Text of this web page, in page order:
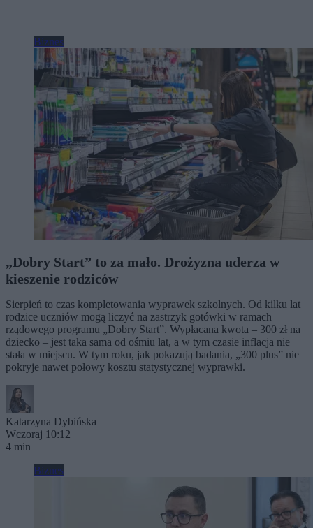
Biznes
„Dobry Start” to za mało. Drożyzna uderza w
kieszenie rodziców
Sierpień to czas kompletowania wyprawek szkolnych. Od kilku lat
rodzice uczniów mogą liczyć na zastrzyk gotówki w ramach
rządowego programu „Dobry Start”. Wypłacana kwota – 300 zł na
dziecko – jest taka sama od ośmiu lat, a w tym czasie inflacja nie
stała w miejscu. W tym roku, jak pokazują badania, „300 plus” nie
pokryje nawet połowy kosztu statystycznej wyprawki.
Katarzyna Dybińska
Wczoraj 10:12
4 min
Biznes